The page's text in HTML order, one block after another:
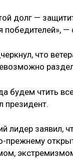
долг —
победителей», —
что
будем чтить
президент.
лидер заявил,
прежнему